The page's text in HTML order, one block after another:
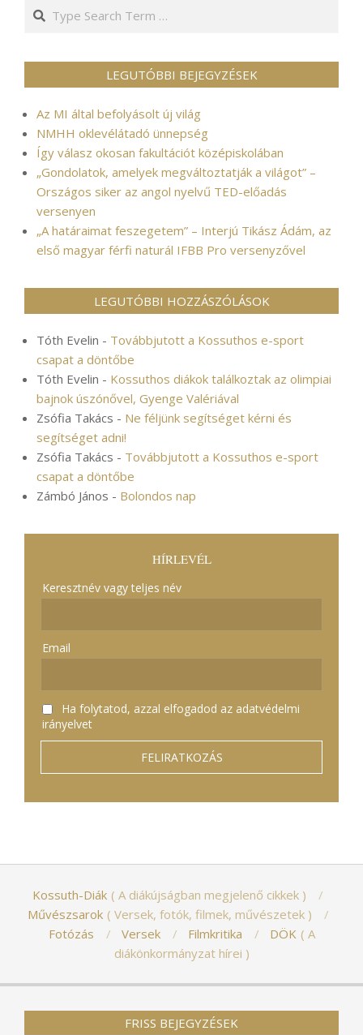
Search
LEGUTÓBBI BEJEGYZÉSEK
Az MI által befolyásolt új világ
NMHH oklevélátadó ünnepség
Így válasz okosan fakultációt középiskolában
„Gondolatok, amelyek megváltoztatják a világot” –
Országos siker az angol nyelvű TED-előadás
versenyen
„A határaimat feszegetem” – Interjú Tikász Ádám, az
első magyar férfi naturál IFBB Pro versenyzővel
LEGUTÓBBI HOZZÁSZÓLÁSOK
Tóth Evelin - Továbbjutott a Kossuthos e-sport
csapat a döntőbe
Tóth Evelin - Kossuthos diákok találkoztak az olimpiai
bajnok úszónővel, Gyenge Valériával
Zsófia Takács - Ne féljünk segítséget kérni és
segítséget adni!
Zsófia Takács - Továbbjutott a Kossuthos e-sport
csapat a döntőbe
Zámbó János - Bolondos nap
HÍRLEVÉL
Keresztnév vagy teljes név
Email
Ha folytatod, azzal elfogadod az adatvédelmi
irányelvet
Kossuth-Diák
A diákújságban megjelenő cikkek
Művészsarok
Versek, fotók, filmek, művészetek
Fotózás
Versek Filmkritika DÖK
A
diákönkormányzat hírei
FRISS BEJEGYZÉSEK